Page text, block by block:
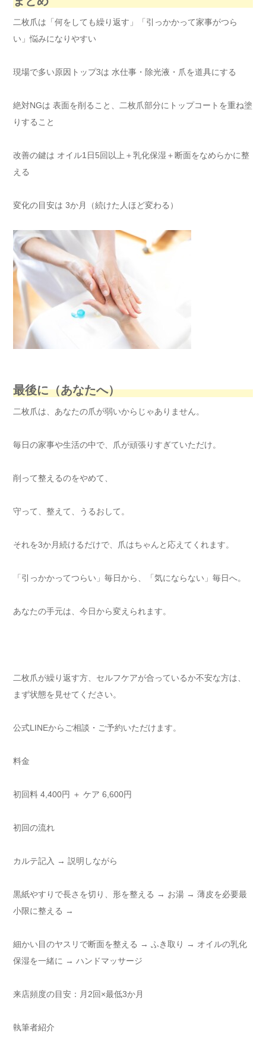
二枚爪は「何をしても繰り返す」「引っかかって家事がつら
い」悩みになりやすい
現場で多い原因トップ3は 水仕事・除光液・爪を道具にする
絶対NGは 表面を削ること、二枚爪部分にトップコートを重ね塗
りすること
改善の鍵は オイル1日5回以上＋乳化保湿＋断面をなめらかに整
える
変化の目安は 3か月（続けた人ほど変わる）
最後に（あなたへ）
二枚爪は、あなたの爪が弱いからじゃありません。
毎日の家事や生活の中で、爪が頑張りすぎていただけ。
削って整えるのをやめて、
守って、整えて、うるおして。
それを3か月続けるだけで、爪はちゃんと応えてくれます。
「引っかかってつらい」毎日から、「気にならない」毎日へ。
あなたの手元は、今日から変えられます。
二枚爪が繰り返す方、セルフケアが合っているか不安な方は、
まず状態を見せてください。
公式LINEからご相談・ご予約いただけます。
料金
初回料 4,400円 ＋ ケア 6,600円
初回の流れ
カルテ記入 → 説明しながら
黒紙やすりで長さを切り、形を整える → お湯 → 薄皮を必要最
小限に整える →
細かい目のヤスリで断面を整える → ふき取り → オイルの乳化
保湿を一緒に → ハンドマッサージ
来店頻度の目安：月2回×最低3か月
執筆者紹介